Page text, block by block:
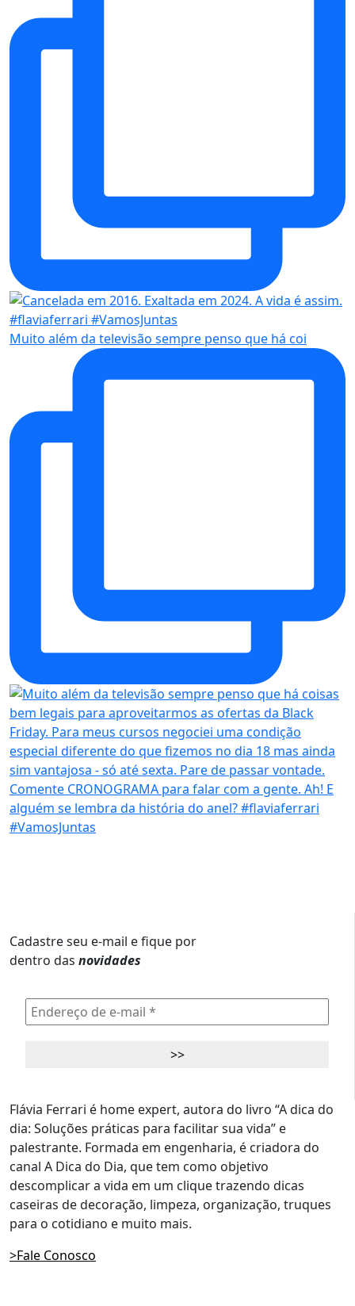
Muito além da televisão sempre penso que há coi
Cadastre seu e-mail e fique por
dentro das novidades
Flávia Ferrari é home expert, autora do livro “A dica do
dia: Soluções práticas para facilitar sua vida” e
palestrante. Formada em engenharia, é criadora do
canal A Dica do Dia, que tem como objetivo
descomplicar a vida em um clique trazendo dicas
caseiras de decoração, limpeza, organização, truques
para o cotidiano e muito mais.
>Fale Conosco